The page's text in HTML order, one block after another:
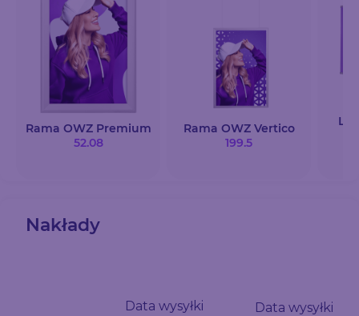
Rama OWZ Premium
52.08
Rama OWZ Vertico
199.5
Nakłady
Data wysyłki Data wysyłki